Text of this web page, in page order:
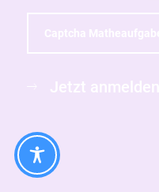
i
e
g
Jetzt anmelden